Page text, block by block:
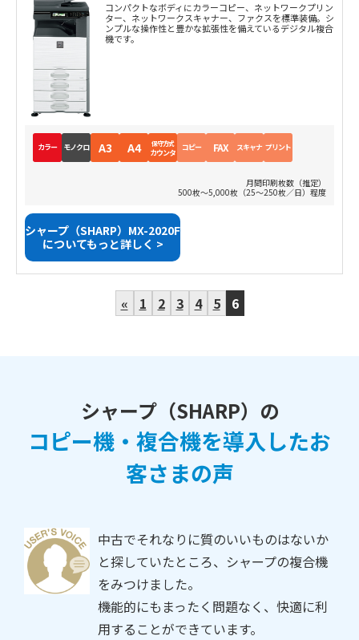
コンパクトなボディにカラーコピー、ネットワークプリン
ター、ネットワークスキャナー、ファクスを標準装備。シ
ンプルな操作性と豊かな拡張性を備えているデジタル複合
機です。
カラー モノクロ A3 A4 保守方式
カウンタ コピー FAX スキャナ プリント
月間印刷枚数（推定）
500枚～5,000枚（25～250枚／日）程度
シャープ（SHARP）MX-2020F
についてもっと詳しく >
« 1 2 3 4 5 6
シャープ（SHARP）の
コピー機・複合機を導入したお
客さまの声
中古でそれなりに質のいいものはないか
と探していたところ、シャープの複合機
をみつけました。
機能的にもまったく問題なく、快適に利
用することができています。